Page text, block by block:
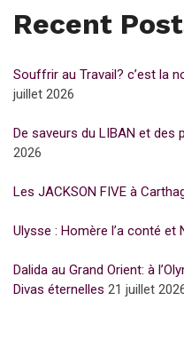
Recent
Souffrir au Travail? c’est la
juillet 2026
De saveurs du LIBAN et des
2026
Les JACKSON FIVE à
Ulysse : Homère l’a conté et
Dalida au Grand Orient: à
Divas éternelles 21 juillet